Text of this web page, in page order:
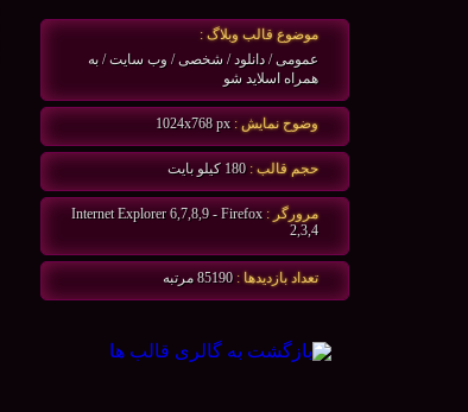
موضوع قالب وبلاگ :
عمومی / دانلود / شخصی / وب سایت / به
همراه اسلاید شو
وضوح نمايش :
حجم قالب : 180 كيلو بايت
مرورگر : Internet Explorer 6,7,8,9 - Firefox
2,3,4
تعداد بازديدها : 85190 مرتبه